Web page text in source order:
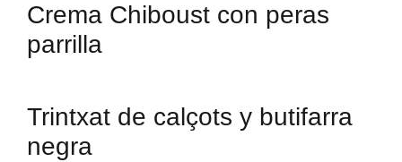
Crema Chiboust con peras
parrilla
Trintxat de calçots y butifarra
negra